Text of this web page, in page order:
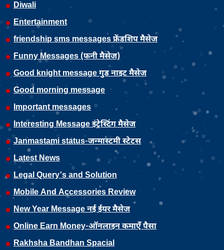
Diwali
Entertainment
friendship sms messages फ्रेंडशिप मैसेज
Funny Messages (फनी मैसेज)
Good knight message गुड नाइट मैसेज
Good morning message
Important messages
Interesting Message इंट्रेस्टिंग मैसेज
Janmastami status-जन्मास्टमी स्टेटस
Latest News
Legal Query's and Solution
Mobile And Accessories Review
New Year Message नई ईयर मैसेज
Online Earn Money-ऑनलाइन कमाएँ पैसा
Rakhsha Bandhan Spacial